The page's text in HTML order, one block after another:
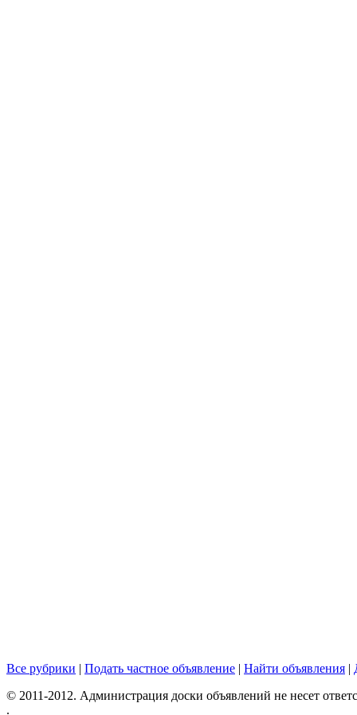
Все рубрики | Подать частное объявление | Найти объявления |
© 2011-2012. Администрация доски объявлений не несет
.